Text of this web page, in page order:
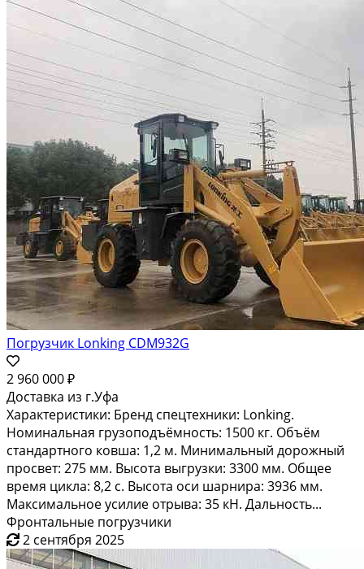
Погрузчик Lonking CDM932G
2 960 000 ₽
Доставка из г.Уфа
Характеристики: Бренд спецтехники: Lonking.
Номинальная грузоподъёмность: 1500 кг. Объём
стандартного ковша: 1,2 м. Минимальный дорожный
просвет: 275 мм. Высота выгрузки: 3300 мм. Общее
время цикла: 8,2 с. Высота оси шарнира: 3936 мм.
Максимальное усилие отрыва: 35 кН. Дальность...
Фронтальные погрузчики
2 сентября 2025